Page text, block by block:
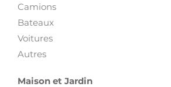
Camions
Bateaux
Voitures
Autres
Maison et Jardin